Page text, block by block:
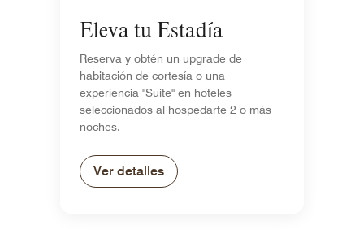
Eleva tu Estadía
Reserva y obtén un upgrade de
habitación de cortesía o una
experiencia "Suite" en hoteles
seleccionados al hospedarte 2 o más
noches.
Ver detalles